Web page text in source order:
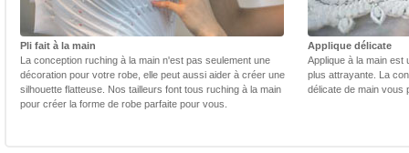
Pli fait à la main
La conception ruching à la main n'est pas seulement une
décoration pour votre robe, elle peut aussi aider à créer une
silhouette flatteuse. Nos tailleurs font tous ruching à la main
pour créer la forme de robe parfaite pour vous.
Applique délicate
Applique à la main est
plus attrayante. La
délicate de main vous